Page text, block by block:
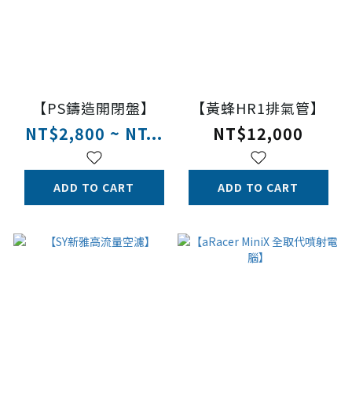
【PS鑄造開閉盤】
NT$2,800 ~ NT...
ADD TO CART
【黃蜂HR1排氣管】
NT$12,000
ADD TO CART